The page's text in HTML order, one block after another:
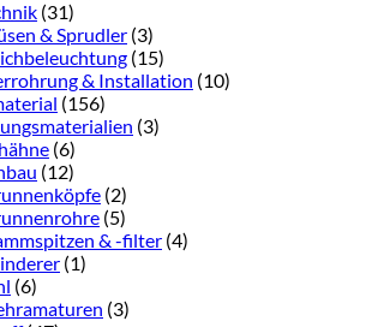
(31)
& Sprudler (3)
(15)
& Installation (10)
(156)
(3)
(6)
(12)
(2)
(5)
& -filter (4)
(1)
(6)
(3)